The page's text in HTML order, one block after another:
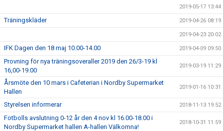
2019-05-17 13:44
Träningskläder 2019-04-26 08:19
2019-04-23 20:02
IFK Dagen den 18 maj 10.00-14.00 2019-04-09 09:50
Provning för nya träningsoveraller 2019 den 26/3-19 kl
16,00-19.00
2019-03-19 11:29
Årsmöte den 10 mars i Cafeterian i Nordby Supermarket
Hallen
2019-01-16 10:31
Styrelsen informerar 2018-11-13 19:52
Fotbolls avslutning 0-12 år den 4 nov kl 16.00-18.00 i
Nordby Supermarket hallen A-hallen Välkomna!
2018-10-31 11:59